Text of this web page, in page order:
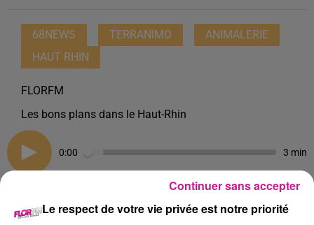
68NEWS TERRANIMO
ANIMALERIE
HAUT RHIN
FLORFM
Les bons plans dans le Haut-Rhin
0:00 3 min
9 octobre 2025 - 3 min
Le respect de votre vie privée est notre priorité
Continuer sans accepter